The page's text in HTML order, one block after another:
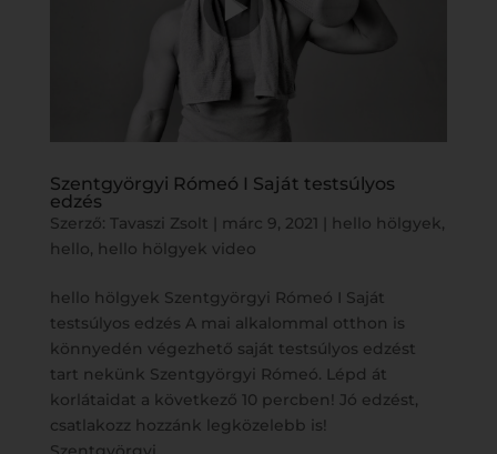
Szentgyörgyi Rómeó I Saját testsúlyos
edzés
Szerző: Tavaszi Zsolt márc 9, 2021 hello hölgyek,
hello, hello hölgyek video
hello hölgyek Szentgyörgyi Rómeó I Saját
testsúlyos edzés A mai alkalommal otthon is
könnyedén végezhető saját testsúlyos edzést
tart nekünk Szentgyörgyi Rómeó. Lépd át
korlátaidat a következő 10 percben! Jó edzést,
csatlakozz hozzánk legközelebb is!